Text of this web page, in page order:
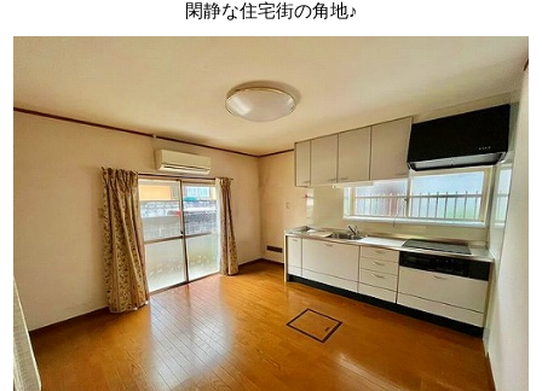
閑静な住宅街の角地♪